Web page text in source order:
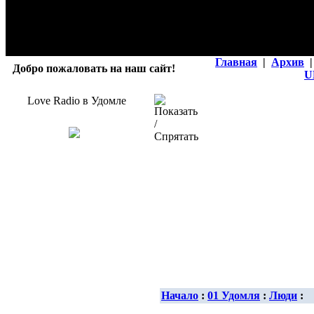
Добро пожаловать на наш сайт!
Главная | Архив |
Love Radio в Удомле
Начало : 01 Удомля : Люди :